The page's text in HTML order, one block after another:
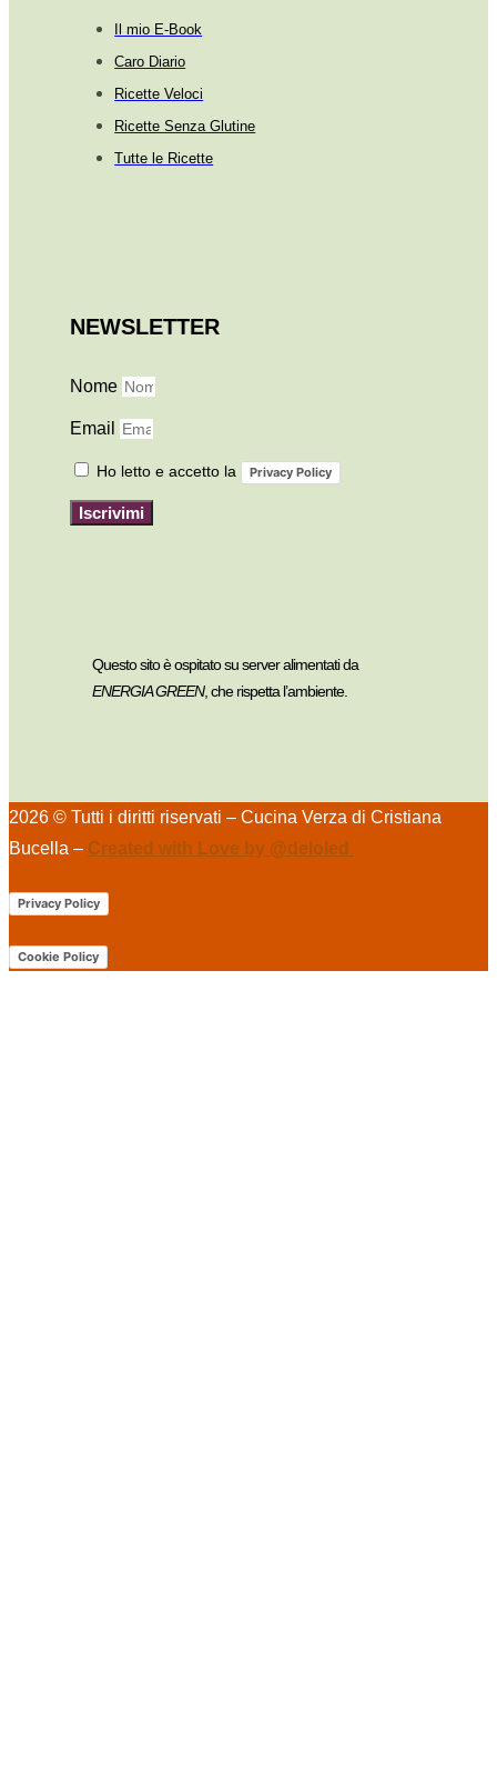
Il mio E-Book
Caro Diario
Ricette Veloci
Ricette Senza Glutine
Tutte le Ricette
NEWSLETTER
Nome
Email
Ho letto e accetto la Privacy Policy
Iscrivimi
Questo sito è ospitato su server alimentati da
ENERGIA GREEN, che rispetta l’ambiente.
2026 © Tutti i diritti riservati – Cucina Verza di Cristiana
Bucella – Created with Love by @deloled
Privacy Policy
Cookie Policy